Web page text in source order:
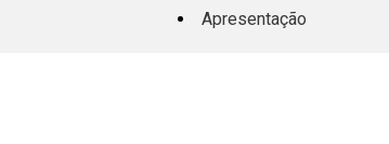
Apresentação